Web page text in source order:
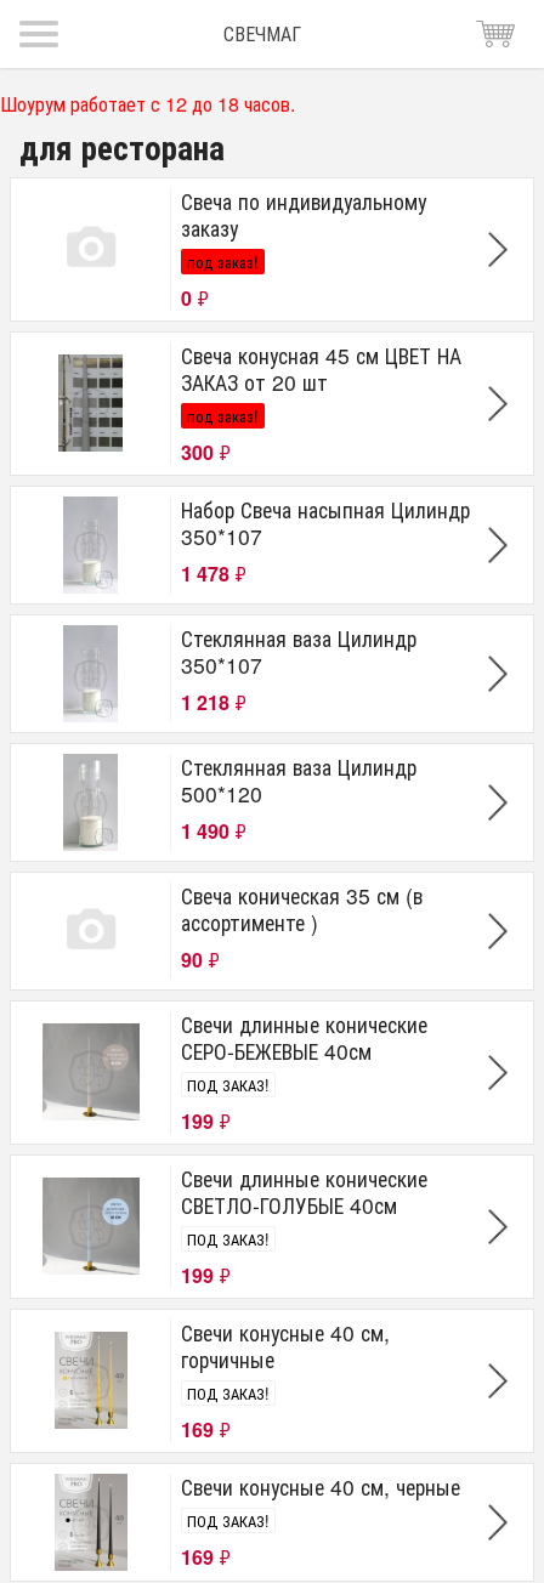
СВЕЧМАГ
Шоурум работает с 12 до 18 часов.
для ресторана
Свеча по индивидуальному
заказу
под заказ!
0 ₽
Свеча конусная 45 см ЦВЕТ НА
ЗАКАЗ от 20 шт
под заказ!
300 ₽
Набор Свеча насыпная Цилиндр
350*107
1 478 ₽
Стеклянная ваза Цилиндр
350*107
1 218 ₽
Стеклянная ваза Цилиндр
500*120
1 490 ₽
Свеча коническая 35 см (в
ассортименте )
90 ₽
Свечи длинные конические
СЕРО-БЕЖЕВЫЕ 40см
ПОД ЗАКАЗ!
199 ₽
Свечи длинные конические
СВЕТЛО-ГОЛУБЫЕ 40см
ПОД ЗАКАЗ!
199 ₽
Свечи конусные 40 см,
горчичные
ПОД ЗАКАЗ!
169 ₽
Свечи конусные 40 см, черные
ПОД ЗАКАЗ!
169 ₽